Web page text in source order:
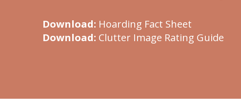
Download: Hoarding Fact Sheet
Download: Clutter Image Rating Guide